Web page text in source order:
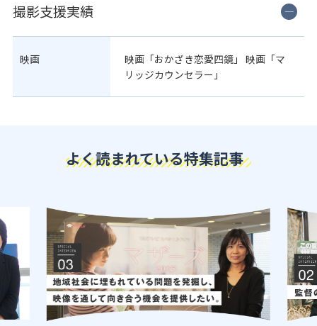
撮影支援実績
映画
映画「おかざき恋愛四鏡」 映画「マ
リッジカウンセラー」
よく読まれている特集記事